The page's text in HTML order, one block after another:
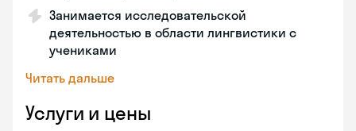
Занимается исследовательской
деятельностью в области лингвистики с
учениками
Читать дальше
Услуги и цены